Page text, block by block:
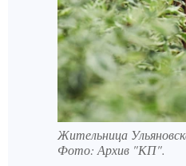
Жительница
Фото: Архив "КП".